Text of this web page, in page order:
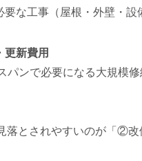
要な工事（屋根・外壁・設
更新費用
パンで必要になる大規模
落とされやすいのが「②